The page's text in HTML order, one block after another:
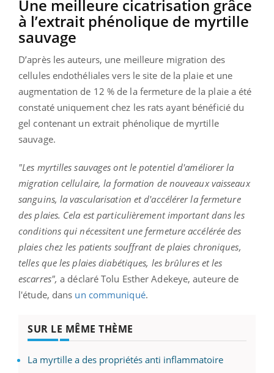
Une meilleure cicatrisation grâce
à l’extrait phénolique de myrtille
sauvage
D’après les auteurs, une meilleure migration des
cellules endothéliales vers le site de la plaie et une
augmentation de 12 % de la fermeture de la plaie a été
constaté uniquement chez les rats ayant bénéficié du
gel contenant un extrait phénolique de myrtille
sauvage.
"Les myrtilles sauvages ont le potentiel d'améliorer la
migration cellulaire, la formation de nouveaux vaisseaux
sanguins, la vascularisation et d'accélérer la fermeture
des plaies. Cela est particulièrement important dans les
conditions qui nécessitent une fermeture accélérée des
plaies chez les patients souffrant de plaies chroniques,
telles que les plaies diabétiques, les brûlures et les
escarres", a déclaré Tolu Esther Adekeye, auteure de
l'étude, dans un communiqué.
SUR LE MÊME THÈME
La myrtille a des propriétés anti inflammatoire